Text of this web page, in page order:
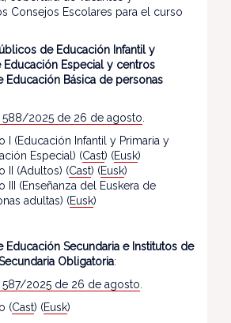
Consejos Escolares para el curso
de Educación Infantil y
Educación Especial y centros
Educación Básica de personas
588/2025 de 26 de agosto
I (Educación Infantil y Primaria y
Especial) (Cast) (Eusk)
II (Adultos) (Cast) (Eusk)
III (Enseñanza del Euskera de
adultas) (Eusk)
Educación Secundaria e Institutos de
Obligatoria:
587/2025 de 26 de agosto
(Cast) (Eusk)